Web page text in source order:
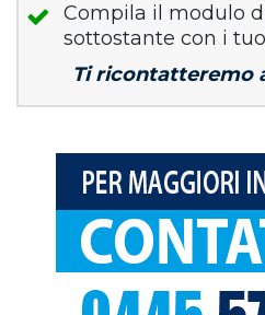
Compila il modulo
sottostante con i
Ti ricontatteremo